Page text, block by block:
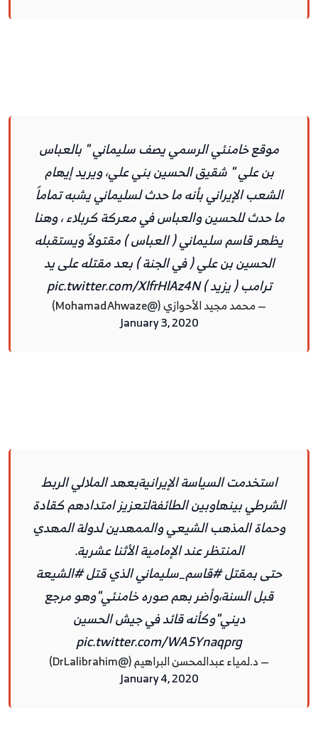
موقع خامنئي الرسمي يصف سليماني " بالعباس
بن علي " شقيق الحسين بني علي، ويريد إيهام
الشعب الإيراني بأنه ما حدث لسليماني يشبه تماماً
ما حدث للحسين والعباس في معركة كربلاء ، وهنا
يظهر قاسم سليماني ( العباس ) مقتولاً ويستقبله
الحسين بن علي ( في الجنة ) بعد مقتله على يد
ترامب ( يزيد )pic.twitter.com/XlfrHlAz4N
— محمد مجيد الأحوازي (@MohamadAhwaze)
January 3, 2020
استخدمت السياسة الإيرانيةبعهد الملالي الربط
الشرطي بينهاوبين الطائفةلتعزيز امتدادهم كقادة
وحماة المذهب الشيعي والممهدين لدولة المهدي
المنتظر عند الإمامية الأثنا عشرية.
حتى بمقتل#قاسم_سليمانيالذي قتل#الشيعة
قبل السنة،وأضر بهم صوره خامنئي"وهو مرجع
ديني"وكأنه قائد في جيش الحسين
pic.twitter.com/WA5Ynaqprg
— د.لمياء عبدالمحسن البراهيم (@DrLalibrahim)
January 4, 2020